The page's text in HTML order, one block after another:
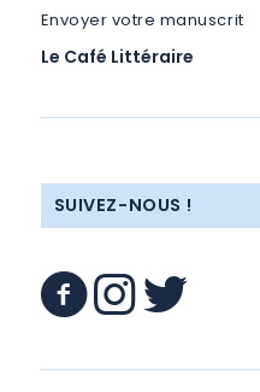
Envoyer votre manuscrit
Le Café Littéraire
SUIVEZ-NOUS !